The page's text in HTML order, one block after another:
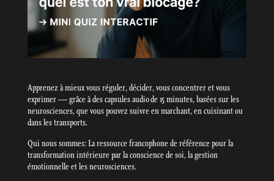
Apprenez à mieux vous réguler, décider, vous concentrer et vous
exprimer — grâce à des capsules audio de 15 minutes, basées sur les
neurosciences, que vous pouvez suivre en marchant, en cuisinant ou
dans les transports.
Qui nous sommes: La ressource francophone de référence pour la
transformation intérieure par la conscience de soi, la gestion
émotionnelle et les neurosciences.